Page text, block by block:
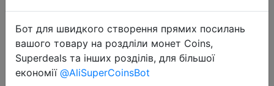
2020-09-22
Бот для швидкого створення прямих посилань
вашого товару на роздліли монет Coins,
Superdeals та інших розділів, для більшої
економії @AliSuperCoinsBot